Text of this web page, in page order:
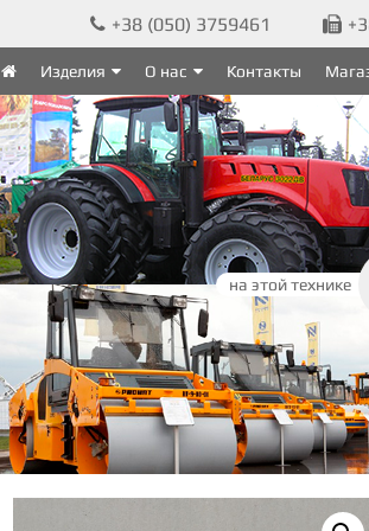
 +38 (050) 3759461 
 Изделия О нас Контакты
на этой технике